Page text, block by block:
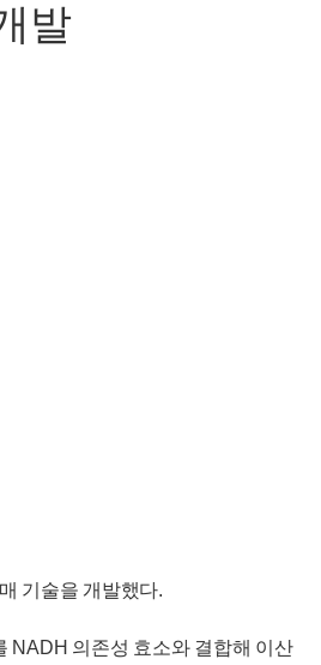
발
기술을 개발했다.
NADH 의존성 효소와 결합해 이산